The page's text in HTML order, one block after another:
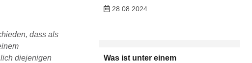
dass als
diejenigen
28.08.2024
Was ist unter einem